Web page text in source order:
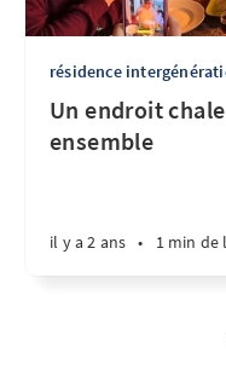
résidence
Un endroit
ensemble
il y a 2 ans • 1 min de